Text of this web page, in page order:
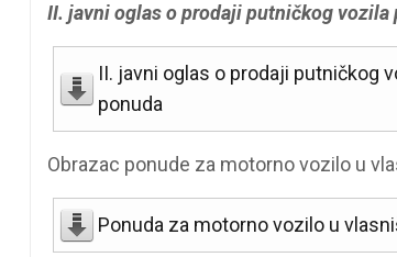
II. javni oglas o prodaji putničkog
II. javni oglas o prodaji putničkog
ponuda
Obrazac ponude za motorno vozilo u
Ponuda za motorno vozilo u